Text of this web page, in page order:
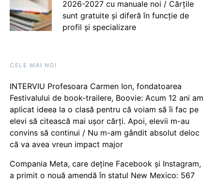
2026-2027 cu manuale noi / Cărțile
sunt gratuite și diferă în funcție de
profil și specializare
CELE MAI NOI
INTERVIU Profesoara Carmen Ion, fondatoarea
Festivalului de book-trailere, Boovie: Acum 12 ani am
aplicat ideea la o clasă pentru că voiam să îi fac pe
elevi să citească mai ușor cărți. Apoi, elevii m-au
convins să continui / Nu m-am gândit absolut deloc
că va avea vreun impact major
Compania Meta, care deține Facebook și Instagram,
a primit o nouă amendă în statul New Mexico: 567